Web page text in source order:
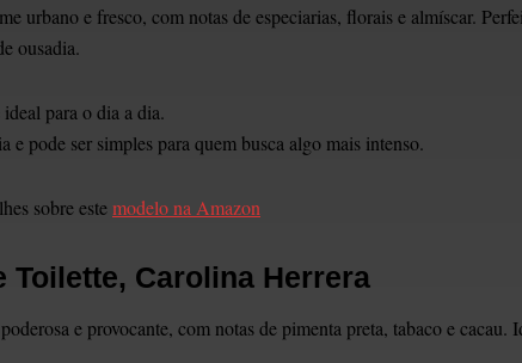
urbano e fresco, com notas de especiarias, florais e almíscar.
ousadia.
para o dia a dia.
e pode ser simples para quem busca algo mais intenso.
sobre estemodelo na Amazon
Toilette, Carolina Herrera
e provocante, com notas de pimenta preta, tabaco e